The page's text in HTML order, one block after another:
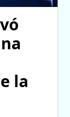
la